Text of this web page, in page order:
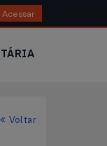
Acessar
Voltar